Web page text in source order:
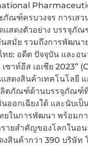
ณฑ์ครบวงจร การเสว
แสดงตัวอย่าง บรรจุ
สมัย รวมถึงการพัฒนา
ทย: อดีต ปัจจุบัน และอ
ซาท์อีส เอเชีย 2023”
แสดงสินค้าเทคโนโลยี
ตภัณฑ์ด้านบรรจุภัณฑ์
ออกเฉียงใต้ และนับเ
ยในการพัฒนา พร้อมก
รายสำคัญของโลกในอ
งสินค้ากว่า 390 บริษัท